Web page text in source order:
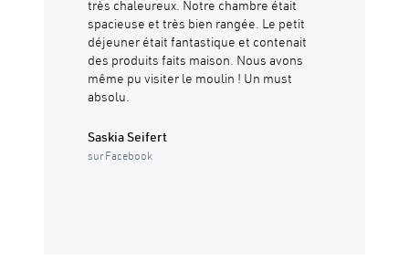
très chaleureux. Notre chambre était
spacieuse et très bien rangée. Le petit
déjeuner était fantastique et contenait
des produits faits maison. Nous avons
même pu visiter le moulin ! Un must
absolu.
Saskia Seifert
sur Facebook